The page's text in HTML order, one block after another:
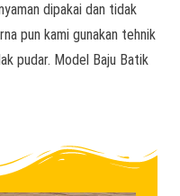
dipakai dan tidak
pun kami gunakan tehnik
pudar. Model Baju Batik